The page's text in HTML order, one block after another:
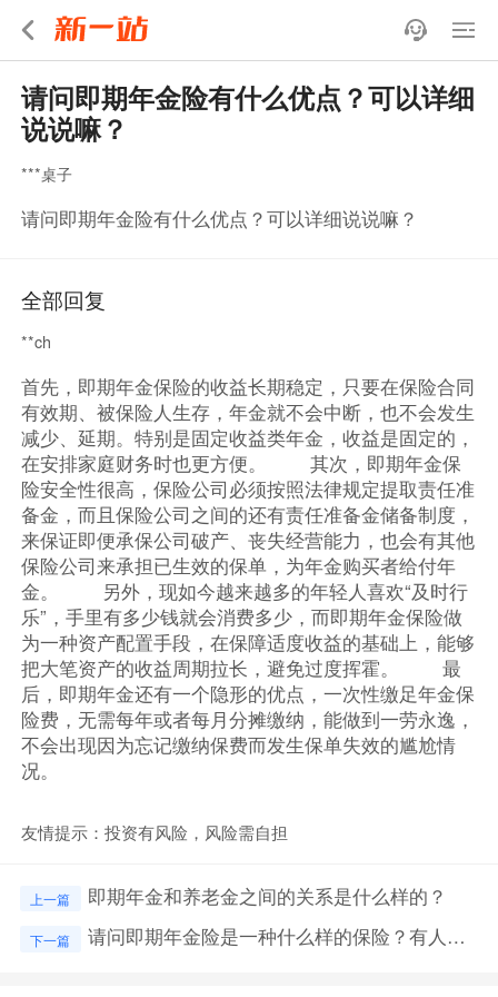
请问即期年金险有什么优点？可以详细
说说嘛？
***桌子
请问即期年金险有什么优点？可以详细说说嘛？
全部回复
**ch
首先，即期年金保险的收益长期稳定，只要在保险合同
有效期、被保险人生存，年金就不会中断，也不会发生
减少、延期。特别是固定收益类年金，收益是固定的，
在安排家庭财务时也更方便。 其次，即期年金保
险安全性很高，保险公司必须按照法律规定提取责任准
备金，而且保险公司之间的还有责任准备金储备制度，
来保证即便承保公司破产、丧失经营能力，也会有其他
保险公司来承担已生效的保单，为年金购买者给付年
金。 另外，现如今越来越多的年轻人喜欢“及时行
乐”，手里有多少钱就会消费多少，而即期年金保险做
为一种资产配置手段，在保障适度收益的基础上，能够
把大笔资产的收益周期拉长，避免过度挥霍。 最
后，即期年金还有一个隐形的优点，一次性缴足年金保
险费，无需每年或者每月分摊缴纳，能做到一劳永逸，
不会出现因为忘记缴纳保费而发生保单失效的尴尬情
况。
友情提示：投资有风险，风险需自担
上一篇 即期年金和养老金之间的关系是什么样的？
下一篇 请问即期年金险是一种什么样的保险？有人知道吗？